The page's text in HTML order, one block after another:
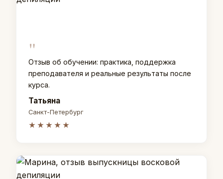
"
Отзыв об обучении: практика, поддержка
преподавателя и реальные результаты после
курса.
Татьяна
Санкт-Петербург
★★★★★